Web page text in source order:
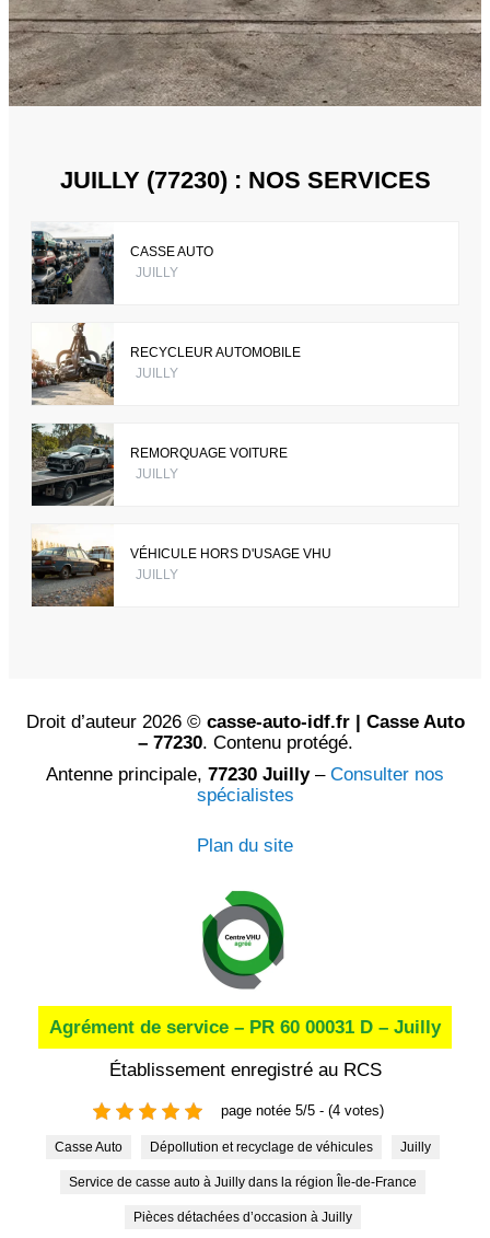
JUILLY (77230) : NOS SERVICES
CASSE AUTO
JUILLY
RECYCLEUR AUTOMOBILE
JUILLY
REMORQUAGE VOITURE
JUILLY
VÉHICULE HORS D'USAGE VHU
JUILLY
Droit d’auteur 2026 © casse-auto-idf.fr | Casse Auto
– 77230. Contenu protégé.
Antenne principale, 77230 Juilly– Consulter nos
spécialistes
Plan du site
Agrément de service – PR 60 00031 D – Juilly
Établissement enregistré au RCS
page notée 5/5 - (4 votes)
Casse Auto Dépollution et recyclage de véhicules Juilly
Service de casse auto à Juilly dans la région Île-de-France
Pièces détachées d’occasion à Juilly